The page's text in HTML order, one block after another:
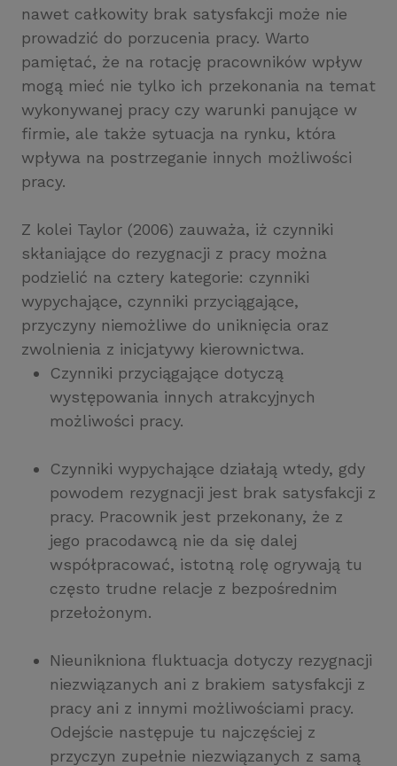
nawet całkowity brak satysfakcji może nie
prowadzić do porzucenia pracy. Warto
pamiętać, że na rotację pracowników wpływ
mogą mieć nie tylko ich przekonania na temat
wykonywanej pracy czy warunki panujące w
firmie, ale także sytuacja na rynku, która
wpływa na postrzeganie innych możliwości
pracy.
Z kolei Taylor (2006) zauważa, iż czynniki
skłaniające do rezygnacji z pracy można
podzielić na cztery kategorie: czynniki
wypychające, czynniki przyciągające,
przyczyny niemożliwe do uniknięcia oraz
zwolnienia z inicjatywy kierownictwa.
Czynniki przyciągające dotyczą
występowania innych atrakcyjnych
możliwości pracy.
Czynniki wypychające działają wtedy, gdy
powodem rezygnacji jest brak satysfakcji z
pracy. Pracownik jest przekonany, że z
jego pracodawcą nie da się dalej
współpracować, istotną rolę ogrywają tu
często trudne relacje z bezpośrednim
przełożonym.
Nieunikniona fluktuacja dotyczy rezygnacji
niezwiązanych ani z brakiem satysfakcji z
pracy ani z innymi możliwościami pracy.
Odejście następuje tu najczęściej z
przyczyn zupełnie niezwiązanych z samą